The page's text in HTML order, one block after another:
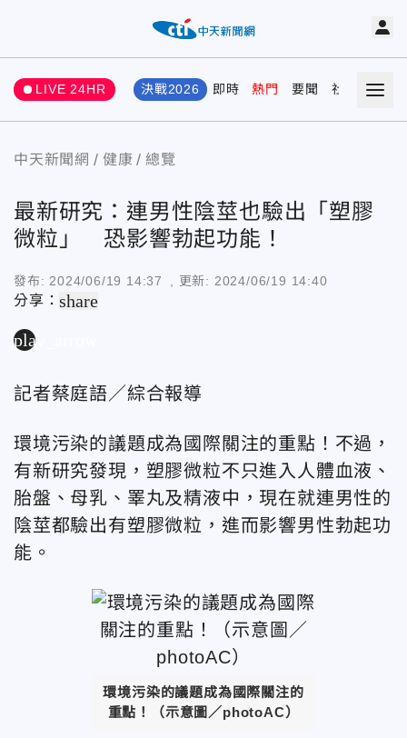
LIVE 24HR 決戰2026 即時 熱門 要聞 社會 娛樂
中天新聞網 健康 總覽
最新研究：連男性陰莖也驗出「塑膠
微粒」 恐影響勃起功能！
發布: 2024/06/19 14:37 , 更新: 2024/06/19 14:40
分享：share
play_arrow
記者蔡庭語／綜合報導
環境污染的議題成為國際關注的重點！不過，
有新研究發現，塑膠微粒不只進入人體血液、
胎盤、母乳、睪丸及精液中，現在就連男性的
陰莖都驗出有塑膠微粒，進而影響男性勃起功
能。
環境污染的議題成為國際關注的
重點！（示意圖／photoAC）